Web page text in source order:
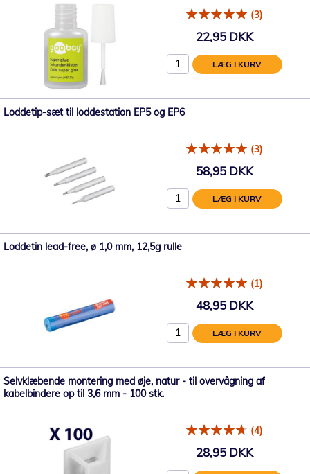
(3)
22,95 DKK
LÆG I KURV
Loddetip-sæt til loddestation EP5 og EP6
(3)
58,95 DKK
LÆG I KURV
Loddetin lead-free, ø 1,0 mm, 12,5g rulle
(1)
48,95 DKK
LÆG I KURV
Selvklæbende montering med øje, natur - til overvågning af
kabelbindere op til 3,6 mm - 100 stk.
(4)
28,95 DKK